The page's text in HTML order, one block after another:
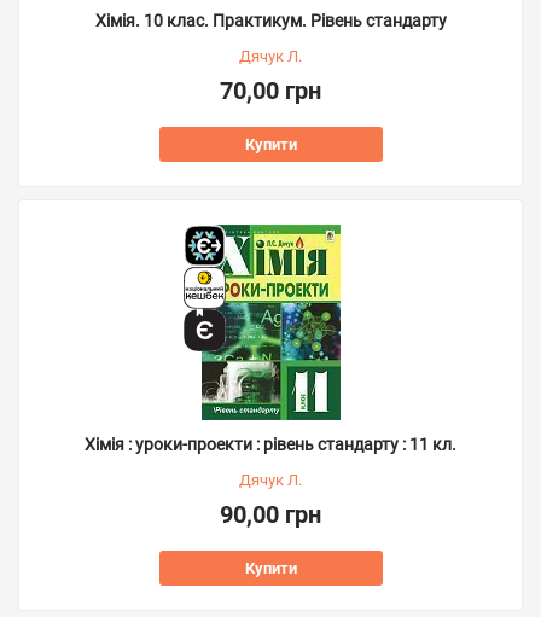
Хімія. 10 клас. Практикум. Рівень стандарту
Дячук Л.
70,00 грн
Купити
Хімія : уроки-проекти : рівень стандарту : 11 кл.
Дячук Л.
90,00 грн
Купити